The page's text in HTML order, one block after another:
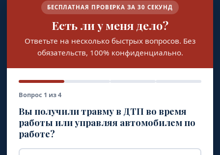
БЕСПЛАТНАЯ ПРОВЕРКА ЗА 30 СЕКУНД
Есть ли у меня дело?
Ответьте на несколько быстрых вопросов. Без
обязательств, 100% конфиденциально.
Вопрос 1 из 4
Вы получили травму в ДТП во время
работы или управляя автомобилем по
работе?